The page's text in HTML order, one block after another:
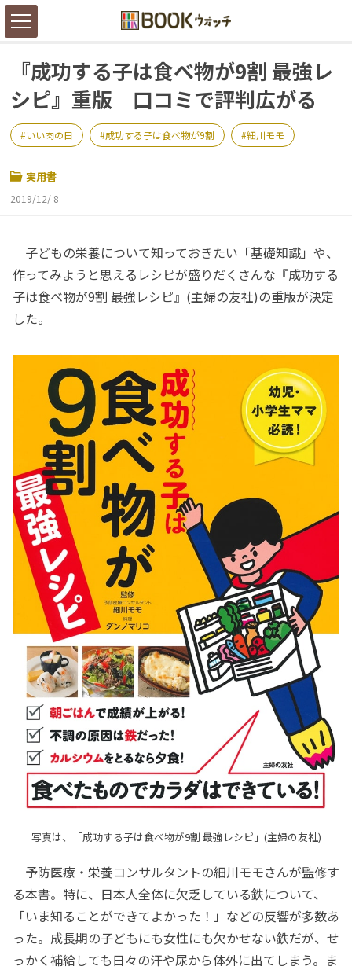
『成功する子は食べ物が9割 最強レ
シピ』重版 口コミで評判広がる
いい肉の日 成功する子は食べ物が9割 細川モモ
実用書
2019/12/ 8
子どもの栄養について知っておきたい「基礎知識」や、
作ってみようと思えるレシピが盛りだくさんな『成功する
子は食べ物が9割 最強レシピ』(主婦の友社)の重版が決定
した。
写真は、「成功する子は食べ物が9割 最強レシピ」(主婦の友社)
予防医療・栄養コンサルタントの細川モモさんが監修す
る本書。特に、日本人全体に欠乏している鉄について、
「いま知ることができてよかった！」などの反響が多数あ
った。成長期の子どもにも女性にも欠かせない鉄だが、せ
っかく補給しても日々の汗や尿から体外に出てしまう。ま